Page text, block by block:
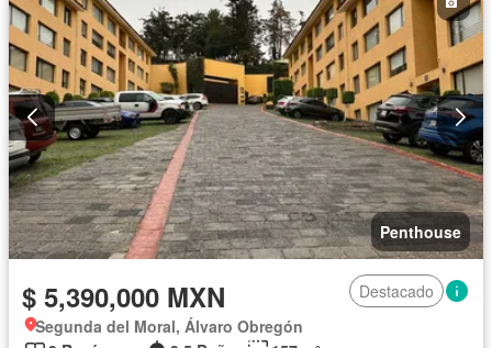
Penthouse
$ 5,390,000 MXN
Destacado
Segunda del Moral, Álvaro Obregón